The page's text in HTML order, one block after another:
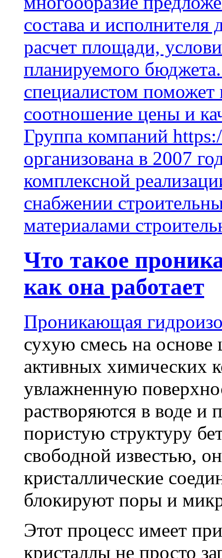
состава и
расчет площади,
планируемого
специалистом поможет
соотношение цены и
Группа компаний
организована в 2007
комплексной
снабжении
материалами
Что такое
как она работает
Проникающая
сухую смесь на основе
активных химических
увлажненную
растворяются в воде и
пористую структуру
свободной известью,
кристаллические
блокируют поры и
Этот процесс имеет
кристаллы не просто